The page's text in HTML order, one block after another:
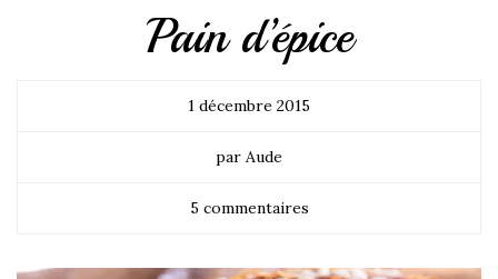
Pain d’épice
1 décembre 2015
par Aude
5 commentaires